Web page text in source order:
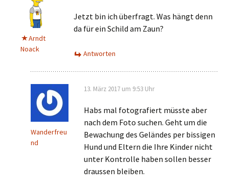
Arndt
Noack
Jetzt bin ich überfragt. Was hängt denn
da für ein Schild am Zaun?
Antworten
Wanderfreu
nd
13. März 2017 um 9:53 Uhr
Habs mal fotografiert müsste aber
nach dem Foto suchen. Geht um die
Bewachung des Geländes per bissigen
Hund und Eltern die Ihre Kinder nicht
unter Kontrolle haben sollen besser
draussen bleiben.